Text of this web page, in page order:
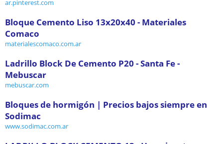
ar.pinterest.com
Bloque Cemento Liso 13x20x40 - Materiales
Comaco
materialescomaco.com.ar
Ladrillo Block De Cemento P20 - Santa Fe -
Mebuscar
mebuscar.com
Bloques de hormigón | Precios bajos siempre en
Sodimac
www.sodimac.com.ar